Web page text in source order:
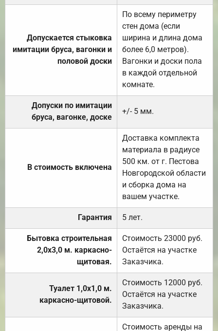
Допускается стыковка
имитации бруса, вагонки и
половой доски
По всему периметру
стен дома (если
ширина и длина дома
более 6,0 метров).
Вагонки и доски пола
в каждой отдельной
комнате.
Допуски по имитации
бруса, вагонке, доске
+/- 5 мм.
В стоимость включена
Доставка комплекта
материала в радиусе
500 км. от г. Пестова
Новгородской области
и сборка дома на
вашем участке.
Гарантия 5 лет.
Бытовка строительная
2,0х3,0 м. каркасно-
щитовая.
Стоимость 23000 руб.
Остаётся на участке
Заказчика.
Туалет 1,0х1,0 м.
каркасно-щитовой.
Стоимость 12000 руб.
Остаётся на участке
Заказчика.
Стоимость аренды на